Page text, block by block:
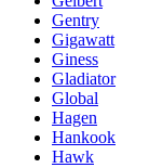
Gentry
Gigawatt
Giness
Gladiator
Global
Hagen
Hankook
Hawk